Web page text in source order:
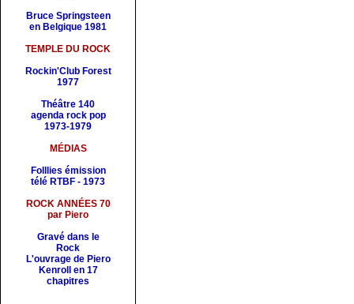
Bruce Springsteen
en Belgique 1981
TEMPLE DU ROCK
Rockin'Club Forest
1977
Théâtre 140
agenda rock pop
1973-1979
MÉDIAS
Folllies émission
télé RTBF - 1973
ROCK ANNÉES 70
par Piero
Gravé dans le
Rock
L'ouvrage de Piero
Kenroll en 17
chapitres